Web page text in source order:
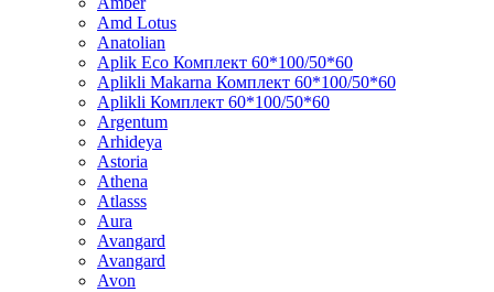
Amd Lotus
Anatolian
Aplik Eco Комплект 60*100/50*60
Aplikli Makarna Комплект 60*100/50*60
Aplikli Комплект 60*100/50*60
Argentum
Arhideya
Astoria
Athena
Atlasss
Aura
Avangard
Avangard
Avon